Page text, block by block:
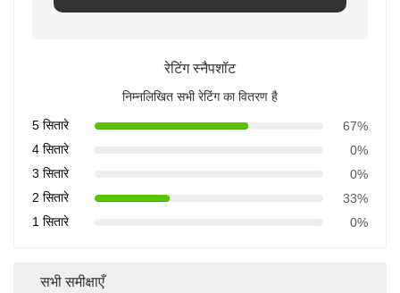
रेटिंग स्नैपशॉट
निम्नलिखित सभी रेटिंग का वितरण है
5 सितारे
67%
4 सितारे
0%
3 सितारे
0%
2 सितारे
33%
1 सितारे
0%
सभी समीक्षाएँ